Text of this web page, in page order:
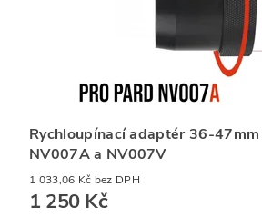
Rychloupínací adaptér 36-
NV007A a NV007V
1 033,06 Kč bez DPH
1 250 Kč